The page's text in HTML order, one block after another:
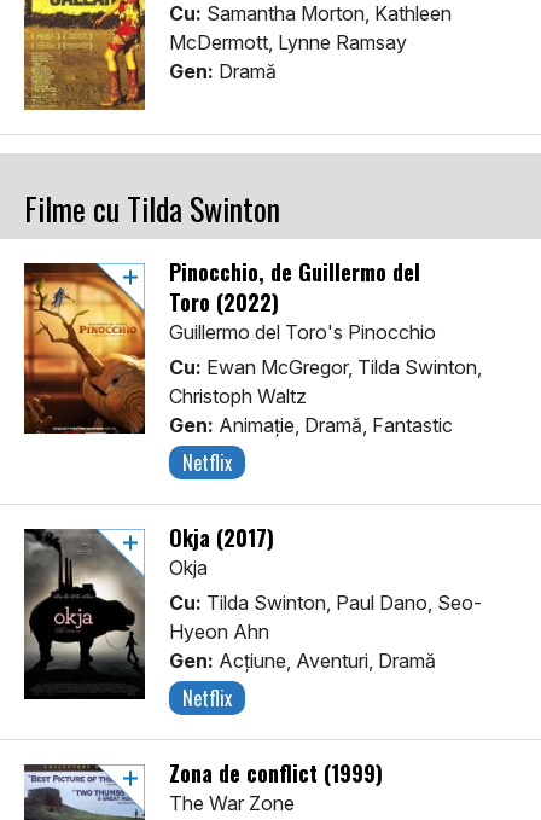
Cu: Samantha Morton, Kathleen
McDermott, Lynne Ramsay
Gen: Dramă
Filme cu Tilda Swinton
Pinocchio, de Guillermo del
Toro (2022)
Guillermo del Toro's Pinocchio
Cu: Ewan McGregor, Tilda Swinton,
Christoph Waltz
Gen: Animaţie, Dramă, Fantastic
Netflix
Okja (2017)
Okja
Cu: Tilda Swinton, Paul Dano, Seo-
Hyeon Ahn
Gen: Acţiune, Aventuri, Dramă
Netflix
Zona de conflict (1999)
The War Zone